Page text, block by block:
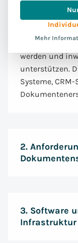
analysiert
Sie in diesem
derzeit zur
werden und
unterstützen.
Systeme,
2.
klar definierte
Tabellen und
3. Software
Infrastruktur
Mehr